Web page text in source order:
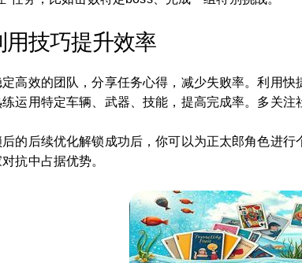
用技巧提升效率
高效的团队，分享任务心得，减少失败率。利用
运用特定车辆、武器、技能，提高完成率。多关注
的后续优化解锁成功后，你可以为正太郎角色进
抗中占据优势。